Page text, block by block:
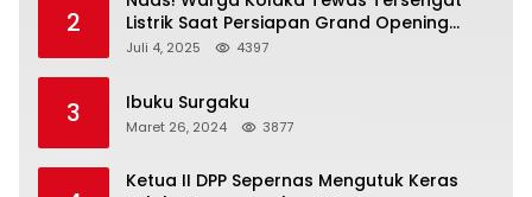
2
Listrik Saat Persiapan Grand Opening
Rumah Makan
Juli 4, 2025 4397
3 Ibuku Surgaku
Maret 26, 2024 3877
Ketua II DPP Sepernas Mengutuk Keras